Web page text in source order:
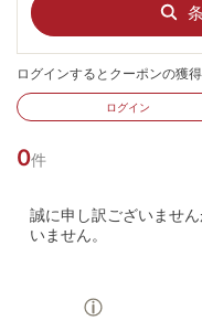
ログインするとクーポンの獲
ログイン
0件
誠に申し訳ございませ
いません。